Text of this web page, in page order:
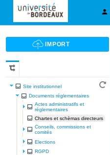
Site institutionnel
Documents réglementaires
Actes administratifs et
réglementaires
Chartes et schèmas directeurs
Conseils, commissions et
comités
Elections
RGPD